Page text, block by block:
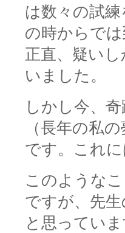
は数々の試
の時からで
正直、疑い
いました。
しかし今、
（長年の私
です。これ
このような
ですが、先
と思ってい